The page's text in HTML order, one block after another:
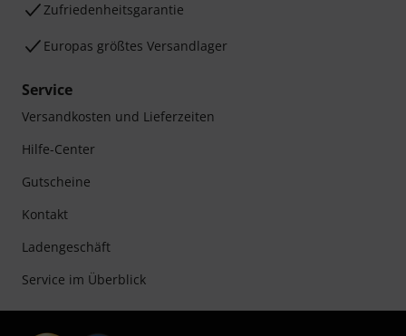
Zufriedenheitsgarantie
Europas größtes Versandlager
Service
Versandkosten und Lieferzeiten
Hilfe-Center
Gutscheine
Kontakt
Ladengeschäft
Service im Überblick